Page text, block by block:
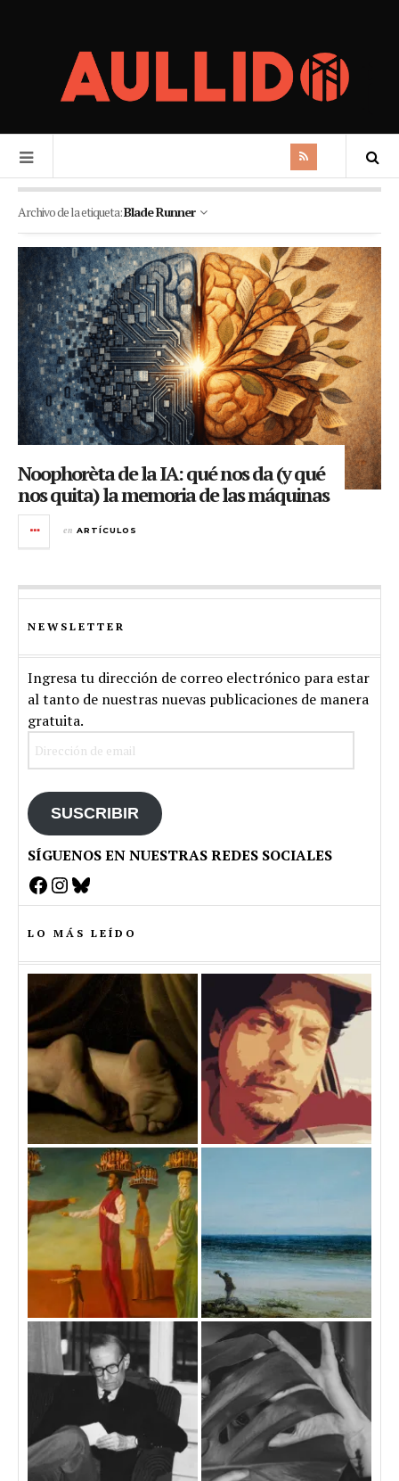
Archivo de la etiqueta:Blade Runner
Noophorèta de la IA: qué nos da (y qué
nos quita) la memoria de las máquinas
en ARTÍCULOS
NEWSLETTER
Ingresa tu dirección de correo electrónico para estar
al tanto de nuestras nuevas publicaciones de manera
gratuita.
SUSCRIBIR
SÍGUENOS EN NUESTRAS REDES SOCIALES
Facebook
Instagram
Bluesky
LO MÁS LEÍDO